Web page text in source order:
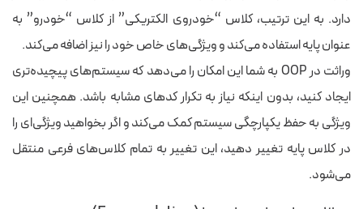
دارد. به این ترتیب، کلاس “خودروی الکتریکی” از کلاس “خودرو” به
عنوان پایه استفاده می‌کند و ویژگی‌های خاص خود را نیز اضافه می‌کند.
وراثت در OOP به شما این امکان را می‌دهد که سیستم‌های پیچیده‌تری
ایجاد کنید، بدون اینکه نیاز به تکرار کدهای مشابه باشد. همچنین این
ویژگی به حفظ یکپارچگی سیستم کمک می‌کند و اگر بخواهید ویژگی‌ای را
در کلاس پایه تغییر دهید، این تغییر به تمام کلاس‌های فرعی منتقل
می‌شود.